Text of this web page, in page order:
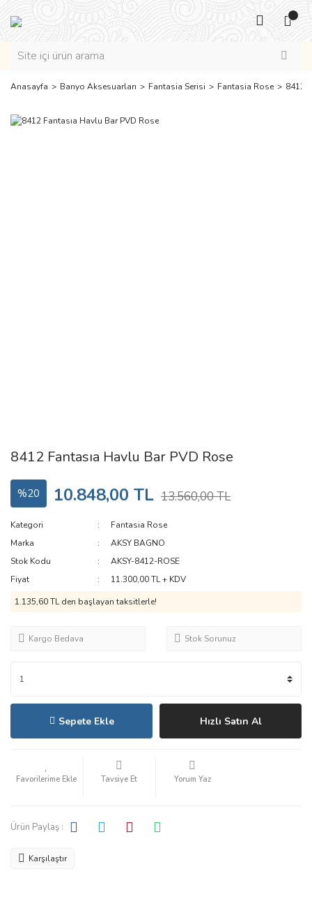
Anasayfa Banyo Aksesuarları Fantasia Serisi Fantasia Rose 8412
8412 Fantasıa Havlu Bar PVD Rose
%20 10.848,00 TL 13.560,00 TL
Kategori
Fantasia Rose
Marka
AKSY BAGNO
Stok Kodu
AKSY-8412-ROSE
Fiyat
11.300,00 TL + KDV
1.135,60 TL den başlayan taksitlerle!
Kargo Bedava Stok Sorunuz
Sepete Ekle Hızlı Satın Al
Tavsiye Et Yorum Yaz
Ürün Paylaş :
Karşılaştır